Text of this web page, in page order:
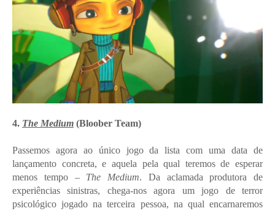
4. The Medium (Bloober Team)
Passemos agora ao único jogo da lista com uma data de
lançamento concreta, e aquela pela qual teremos de esperar
menos tempo – The Medium. Da aclamada produtora de
experiências sinistras, chega-nos agora um jogo de terror
psicológico jogado na terceira pessoa, na qual encarnaremos